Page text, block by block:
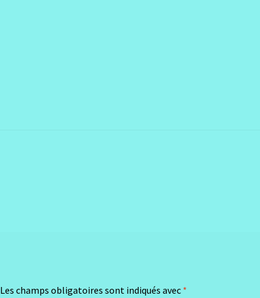
Les champs obligatoires sont indiqués avec *